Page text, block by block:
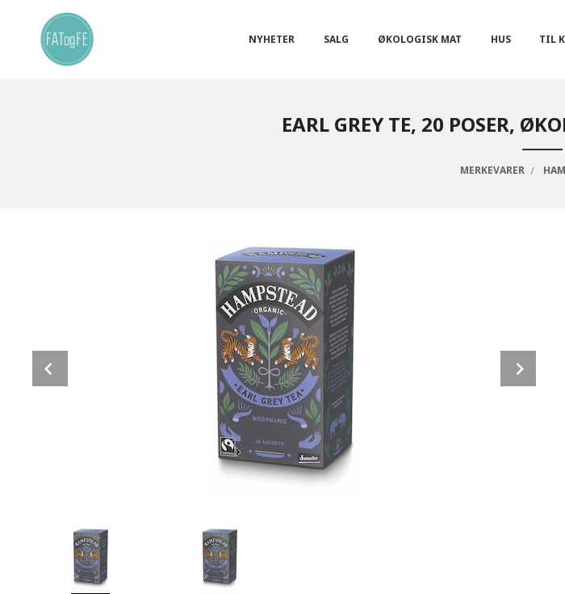
innholdet
PRODUKTER
NYHETER SALG ØKOLOGISK MAT HUS TIL
EARL GREY TE, 20 POSER,
MERKEVARER